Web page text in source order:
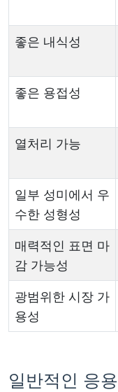
좋은 내식성
좋은 용접성
열처리 가능
일부 성미에서 우
수한 성형성
매력적인 표면 마
감 가능성
광범위한 시장 가
용성
일반적인 응용